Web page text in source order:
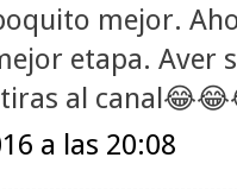
mejor.
etapa. Aver
al
a las 20:08